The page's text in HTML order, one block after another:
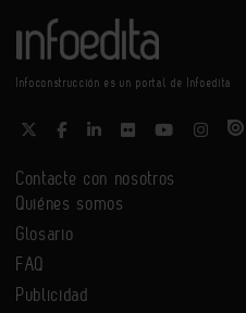
Infoconstrucción es un portal de Infoedita
Contacte con nosotros
Quiénes somos
Glosario
FAQ
Publicidad